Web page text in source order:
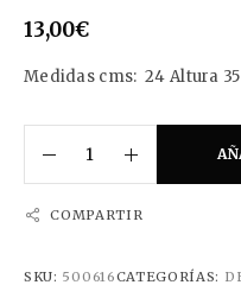
13,00€
Medidas cms: 24 Altura 35
COMPARTIR
SKU: 500616CATEGORÍAS: